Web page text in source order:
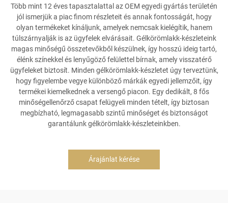
Több mint 12 éves tapasztalattal az OEM egyedi gyártás területén
jól ismerjük a piac finom részleteit és annak fontosságát, hogy
olyan termékeket kínáljunk, amelyek nemcsak kielégítik, hanem
túlszárnyalják is az ügyfelek elvárásait. Gélkörömlakk-készleteink
magas minőségű összetevőkből készülnek, így hosszú ideig tartó,
élénk színekkel és lenyűgöző felülettel bírnak, amely visszatérő
ügyfeleket biztosít. Minden gélkörömlakk-készletet úgy terveztünk,
hogy figyelembe vegye különböző márkák egyedi jellemzőit, így
termékei kiemelkednek a versengő piacon. Egy dedikált, 8 fős
minőségellenőrző csapat felügyeli minden tételt, így biztosan
megbízható, legmagasabb szintű minőséget és biztonságot
garantálunk gélkörömlakk-készleteinkben.
Árajánlat kérése